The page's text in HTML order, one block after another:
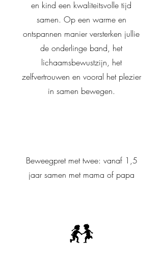
en kind een kwaliteitsvolle tijd
samen. Op een warme en
ontspannen manier versterken jullie
de onderlinge band, het
lichaamsbewustzijn, het
zelfvertrouwen en vooral het plezier
in samen bewegen.
Beweegpret met twee: vanaf 1,5
jaar samen met mama of papa